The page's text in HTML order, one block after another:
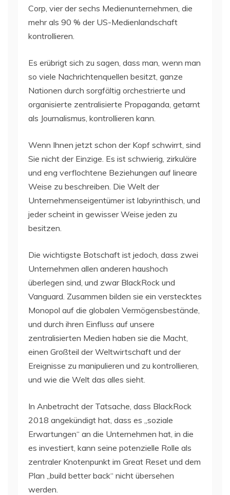
Corp, vier der sechs Medienunternehmen, die
mehr als 90 % der US-Medienlandschaft
kontrollieren.
Es erübrigt sich zu sagen, dass man, wenn man
so viele Nachrichtenquellen besitzt, ganze
Nationen durch sorgfältig orchestrierte und
organisierte zentralisierte Propaganda, getarnt
als Journalismus, kontrollieren kann.
Wenn Ihnen jetzt schon der Kopf schwirrt, sind
Sie nicht der Einzige. Es ist schwierig, zirkuläre
und eng verflochtene Beziehungen auf lineare
Weise zu beschreiben. Die Welt der
Unternehmenseigentümer ist labyrinthisch, und
jeder scheint in gewisser Weise jeden zu
besitzen.
Die wichtigste Botschaft ist jedoch, dass zwei
Unternehmen allen anderen haushoch
überlegen sind, und zwar BlackRock und
Vanguard. Zusammen bilden sie ein verstecktes
Monopol auf die globalen Vermögensbestände,
und durch ihren Einfluss auf unsere
zentralisierten Medien haben sie die Macht,
einen Großteil der Weltwirtschaft und der
Ereignisse zu manipulieren und zu kontrollieren,
und wie die Welt das alles sieht.
In Anbetracht der Tatsache, dass BlackRock
2018 angekündigt hat, dass es „soziale
Erwartungen“ an die Unternehmen hat, in die
es investiert, kann seine potenzielle Rolle als
zentraler Knotenpunkt im Great Reset und dem
Plan „build better back“ nicht übersehen
werden.